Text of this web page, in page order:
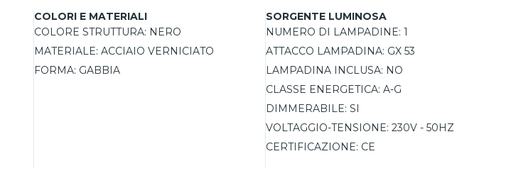
in base alle esigenze del proprio spazio. Questo lampadario è compatibile
desiderata. La potenza massima consentita per LED è di 11W, garantendo efficienza
COLORI E MATERIALI
COLORE STRUTTURA: NERO
MATERIALE: ACCIAIO VERNICIATO
FORMA: GABBIA
SORGENTE LUMINOSA
NUMERO DI LAMPADINE: 1
ATTACCO LAMPADINA: GX 53
LAMPADINA INCLUSA: NO
CLASSE ENERGETICA: A-G
DIMMERABILE: SI
VOLTAGGIO-TENSIONE: 230V - 50HZ
CERTIFICAZIONE: CE